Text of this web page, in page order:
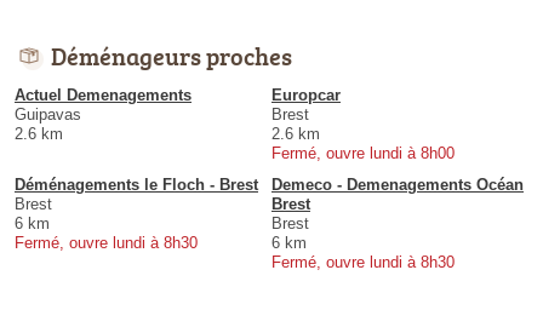
Déménageurs proches
Actuel Demenagements
Guipavas
2.6 km
Europcar
Brest
2.6 km
Fermé, ouvre lundi à 8h00
Déménagements le Floch - Brest
Brest
6 km
Fermé, ouvre lundi à 8h30
Demeco - Demenagements Océan
Brest
Brest
6 km
Fermé, ouvre lundi à 8h30